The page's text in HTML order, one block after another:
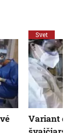
Svet
Variant